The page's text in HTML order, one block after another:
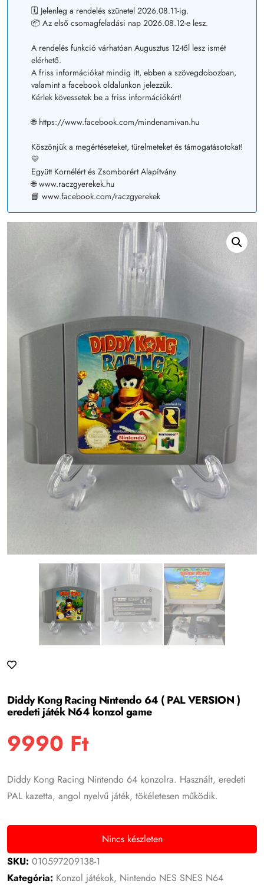
🗓️ Jelenleg a rendelés szünetel 2026.08.11-ig.
📦 Az első csomagfeladási nap 2026.08.12-e lesz.
A rendelés funkció várhatóan Augusztus 12-től lesz ismét
elérhető.
A friss információkat mindig itt, ebben a szövegdobozban,
valamint a facebook oldalunkon jelezzük.
Kérlek kövessetek be a friss információkért!
🌐 https://www.facebook.com/mindenamivan.hu
Köszönjük a megértéseteket, türelmeteket és támogatásotokat!
💛
Együtt Kornélért és Zsomborért Alapítvány
🌐 www.raczgyerekek.hu
📘 www.facebook.com/raczgyerekek
Diddy Kong Racing Nintendo 64 ( PAL VERSION )
eredeti játék N64 konzol game
9990 Ft
Diddy Kong Racing Nintendo 64 konzolra. Használt, eredeti
PAL kazetta, angol nyelvű játék, tökéletesen működik.
Nincs készleten
SKU:010597209138-1
Kategória: Konzol játékok, Nintendo NES SNES N64